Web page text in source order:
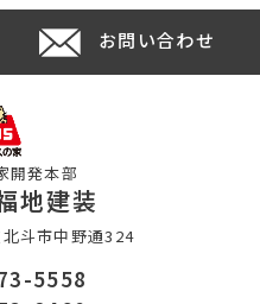
お問い合わせ
開発本部
地建装
斗市中野通324
5558